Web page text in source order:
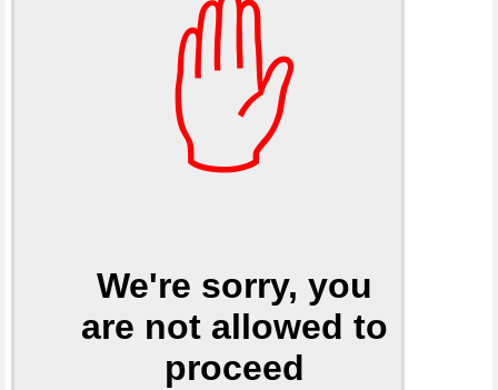
✋
We're sorry, you
are not allowed to
proceed